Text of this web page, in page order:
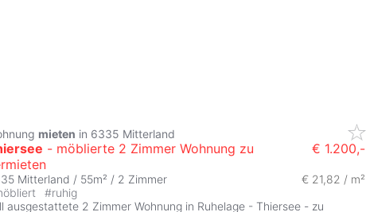
mieten in 6335 Mitterland
- möblierte 2 Zimmer Wohnung zu
€ 1.200,-
Mitterland / 55m² / 2 Zimmer
€ 21,82 / m²
#ruhig
ausgestattete 2 Zimmer Wohnung in Ruhelage - Thiersee - zu